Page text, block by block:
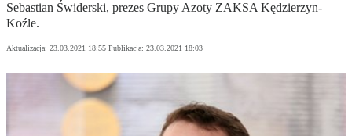
Sebastian Świderski, prezes Grupy Azoty ZAKSA Kędzierzyn-
Koźle.
Aktualizacja: 23.03.2021 18:55 Publikacja: 23.03.2021 18:03